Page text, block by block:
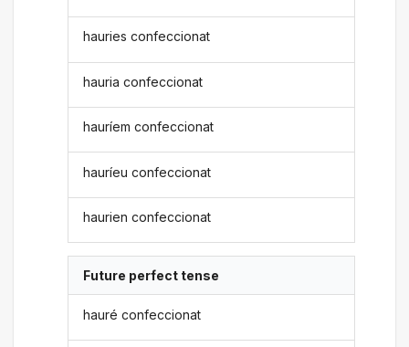
hauries confeccionat
hauria confeccionat
hauríem confeccionat
hauríeu confeccionat
haurien confeccionat
Future perfect tense
hauré confeccionat